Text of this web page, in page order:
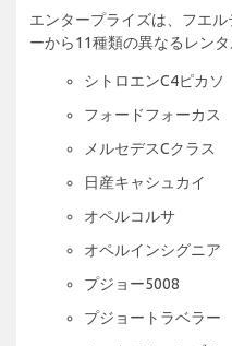
エンタープライズは、フエ
ーから11種類の異なるレン
シトロエンC4ピカソ
フォードフォーカス
メルセデスCクラス
日産キャシュカイ
オペルコルサ
オペルインシグニア
プジョー5008
プジョートラベラー